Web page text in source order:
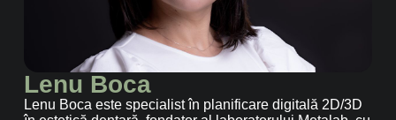
Lenu Boca
Lenu Boca este specialist în planificare digitală 2D/3D